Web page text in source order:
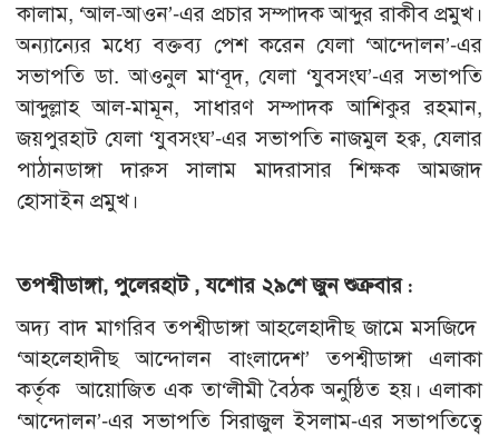
কালাম, ‘আল-আওন’-এর প্রচার সম্পাদক আব্দুর রাকীব প্রমুখ।
অন্যান্যের মধ্যে বক্তব্য পেশ করেন যেলা ‘আন্দোলন’-এর
সভাপতি ডা. আওনুল মা‘বূদ, যেলা ‘যুবসংঘ’-এর সভাপতি
আব্দুল্লাহ আল-মামূন, সাধারণ সম্পাদক আশিকুর রহমান,
জয়পুরহাট যেলা ‘যুবসংঘ’-এর সভাপতি নাজমুল হক্ব, যেলার
পাঠানডাঙ্গা দারুস সালাম মাদরাসার শিক্ষক আমজাদ
হোসাইন প্রমুখ।
তপশ্বীডাঙ্গা, পুলেরহাট , যশোর ২৯শে জুন শুক্রবার :
অদ্য বাদ মাগরিব তপশ্বীডাঙ্গা আহলেহাদীছ জামে মসজিদে
‘আহলেহাদীছ আন্দোলন বাংলাদেশ’ তপশ্বীডাঙ্গা এলাকা
কর্তৃক আয়োজিত এক তা‘লীমী বৈঠক অনুষ্ঠিত হয়। এলাকা
‘আন্দোলন’-এর সভাপতি সিরাজুল ইসলাম-এর সভাপতিত্বে